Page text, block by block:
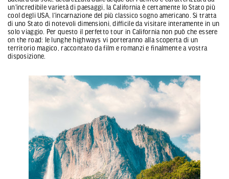
un'incredibile varietà di paesaggi, la California è certamente lo Stato più
cool degli USA, l'incarnazione del più classico sogno americano. Si tratta
di uno Stato di notevoli dimensioni, difficile da visitare interamente in un
solo viaggio. Per questo il perfetto tour in California non può che essere
on the road: le lunghe highways vi porteranno alla scoperta di un
territorio magico, raccontato da film e romanzi e finalmente a vostra
disposizione.